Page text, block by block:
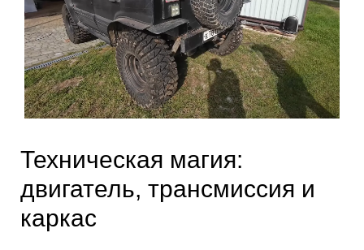
Техническая магия:
двигатель, трансмиссия и
каркас